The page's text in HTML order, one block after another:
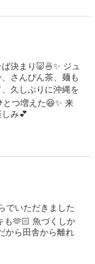
決まり🐷🍜✨ ジュ
さんぴん茶、麺も
久しぶりに沖縄を
つ増えた😆✨ 来
み💕
でいただきました
も🫶🏻 魚づくしか
から田舎から離れ